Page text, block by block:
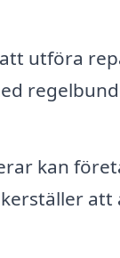
utföra
kan